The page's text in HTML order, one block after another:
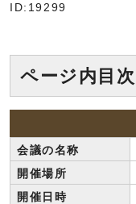
ID:19299
ページ内目次
会議の名称
開催場所
開催日時